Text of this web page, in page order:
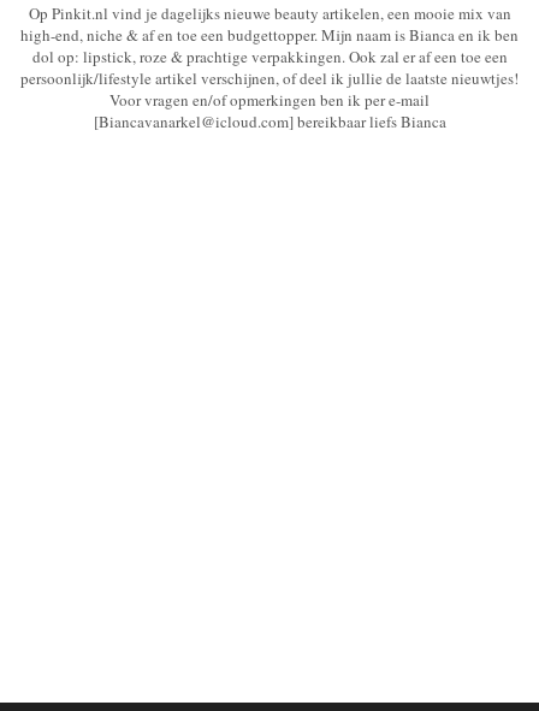
Op Pinkit.nl vind je dagelijks nieuwe beauty artikelen, een mooie mix van
high-end, niche & af en toe een budgettopper. Mijn naam is Bianca en ik ben
dol op: lipstick, roze & prachtige verpakkingen. Ook zal er af een toe een
persoonlijk/lifestyle artikel verschijnen, of deel ik jullie de laatste nieuwtjes!
Voor vragen en/of opmerkingen ben ik per e-mail
[Biancavanarkel@icloud.com] bereikbaar liefs Bianca